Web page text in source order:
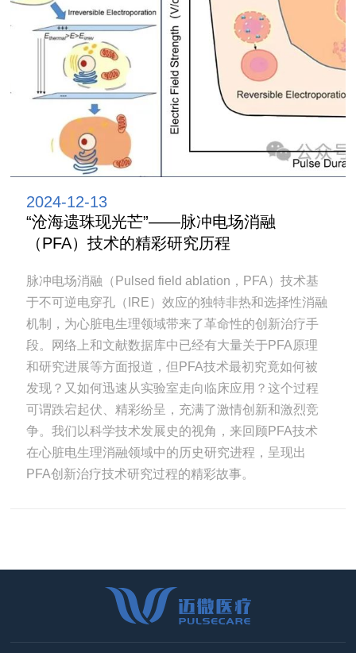
2024-12-13
“沧海遗珠现光芒”——脉冲电场消融
（PFA）技术的精彩研究历程
脉冲电场消融（Pulsed field ablation，PFA）技术基
于不可逆电穿孔（IRE）效应的独特非热和选择性消融
机制，为心脏电生理领域带来了革命性的创新治疗手
段。网络上和文献数据库中已经有大量关于PFA原理
和研究进展等方面报道，但PFA技术最初究竟如何被
发现？又如何迅速从实验室走向临床应用？这个过程
可谓跌宕起伏、精彩纷呈，充满了激情创新和激烈竞
争。我们以科学技术发展史的视角，来回顾PFA技术
在心脏电生理消融领域中的历史研究进程，呈现出
PFA创新治疗技术研究过程的精彩故事。